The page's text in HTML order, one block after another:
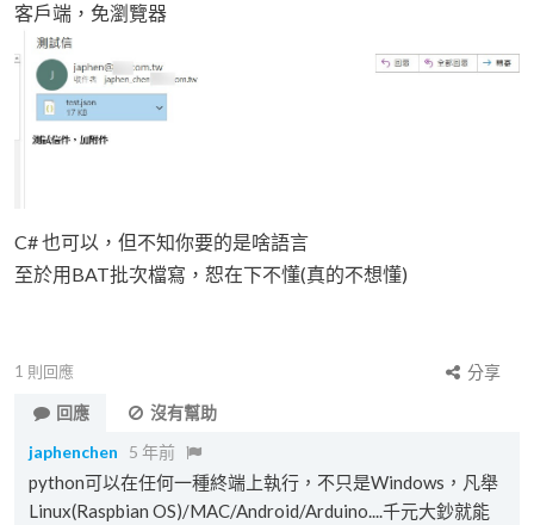
客戶端，免瀏覽器
C# 也可以，但不知你要的是啥語言
至於用BAT批次檔寫，恕在下不懂(真的不想懂)
1 則回應
分享
回應
沒有幫助
japhenchen
5 年前
python可以在任何一種終端上執行，不只是Windows，凡舉
Linux(Raspbian OS)/MAC/Android/Arduino....千元大鈔就能